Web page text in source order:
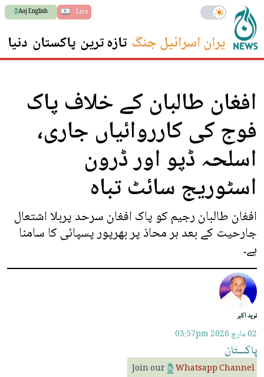
Live
Aaj English
ایران اسرائیل جنگ تازہ ترین پاکستان دنیا
افغان طالبان کے خلاف پاک
فوج کی کارروائیاں جاری،
اسلحہ ڈپو اور ڈرون
اسٹوریج سائٹ تباہ
افغان طالبان رجیم کو پاک افغان سرحد پربلا اشتعال
جارحیت کے بعد ہر محاذ پر بھرپور پسپائی کا سامنا
ہے۔
نوید اکبر
02 مارچ 2026 03:57pm
پاکستان
Join our Whatsapp Channel